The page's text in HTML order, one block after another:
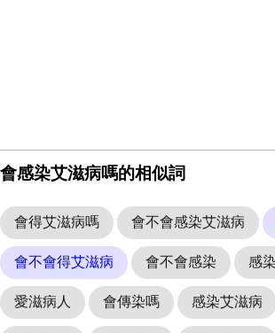
會感染艾滋病嗎的相似詞
會得艾滋病嗎 會不會感染艾滋病
會不會得艾滋病 會不會感染 感
愛滋病人 會傳染嗎 感染艾滋病